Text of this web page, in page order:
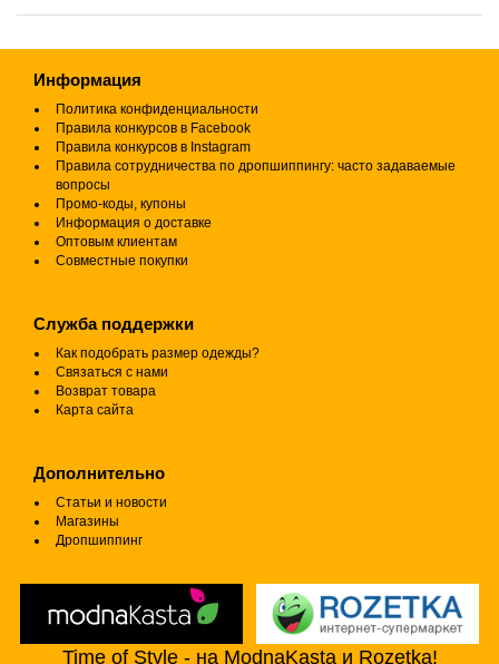
Информация
Политика конфиденциальности
Правила конкурсов в Facebook
Правила конкурсов в Instagram
Правила сотрудничества по дропшиппингу: часто задаваемые
вопросы
Промо-коды, купоны
Информация о доставке
Оптовым клиентам
Совместные покупки
Служба поддержки
Как подобрать размер одежды?
Связаться с нами
Возврат товара
Карта сайта
Дополнительно
Статьи и новости
Магазины
Дропшиппинг
Time of Style - на ModnaKasta и Rozetka!